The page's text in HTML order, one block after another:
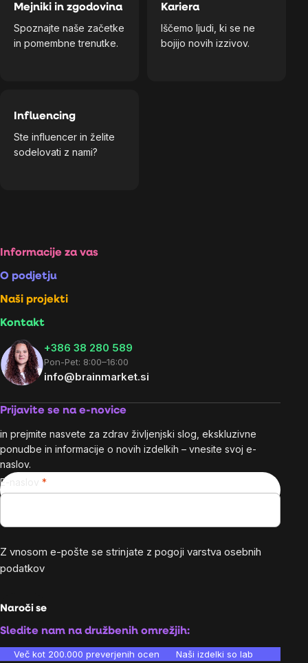
Mejniki in zgodovina
Spoznajte naše začetke
in pomembne trenutke.
Kariera
Iščemo ljudi, ki se ne
bojijo novih izzivov.
Influencing
Ste influencer in želite
sodelovati z nami?
Footer
Informacije za vas
O podjetju
Naši projekti
Kontakt
+386 38 280 589
Pon-Pet: 8:00–16:00
info@brainmarket.si
Prijavite se na e-novice
in prejmite nasvete za zdrav življenjski slog, ekskluzivne
ponudbe in informacije o novih izdelkih – vnesite svoj e-
naslov.
E-naslov
Z vnosom e-pošte se strinjate z pogoji varstva osebnih
podatkov
Naroči se
Sledite nam na družbenih omrežjih:
Več kot 200.000 preverjenih ocen Naši izdelki so laboratorijsko